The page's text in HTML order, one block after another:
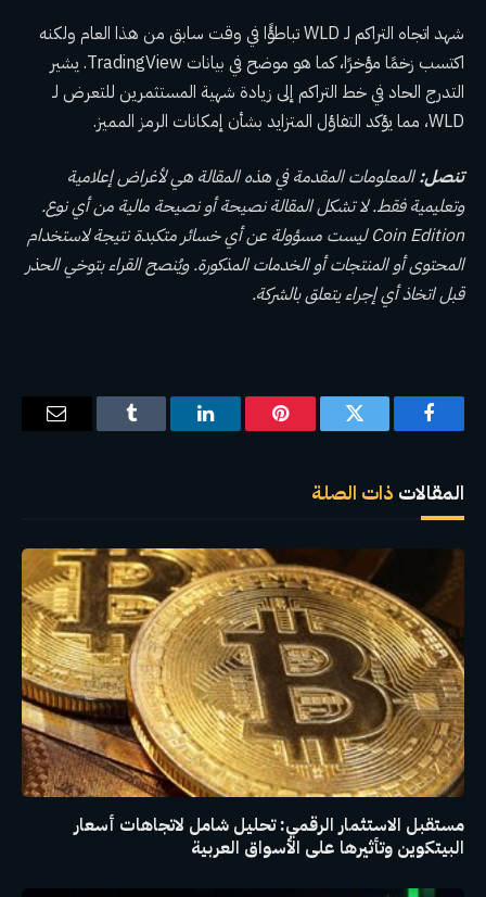
شهد اتجاه التراكم لـ WLD تباطؤًا في وقت سابق من هذا العام ولكنه
اكتسب زخمًا مؤخرًا، كما هو موضح في بيانات TradingView. يشير
التدرج الحاد في خط التراكم إلى زيادة شهية المستثمرين للتعرض لـ
WLD، مما يؤكد التفاؤل المتزايد بشأن إمكانات الرمز المميز.
تنصل:المعلومات المقدمة في هذه المقالة هي لأغراض إعلامية
وتعليمية فقط. لا تشكل المقالة نصيحة أو نصيحة مالية من أي نوع.
Coin Edition ليست مسؤولة عن أي خسائر متكبدة نتيجة لاستخدام
المحتوى أو المنتجات أو الخدمات المذكورة. ويُنصح القراء بتوخي الحذر
قبل اتخاذ أي إجراء يتعلق بالشركة.
فيسبوك تويتر بينتيريستلينكدإن Tumblr
البريد
المقالات ذات الصلة
مستقبل الاستثمار الرقمي: تحليل شامل لاتجاهات أسعار
البيتكوين وتأثيرها على الأسواق العربية